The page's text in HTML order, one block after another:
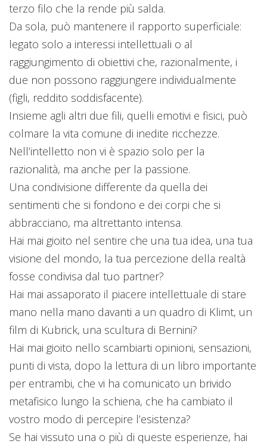
terzo filo che la rende più salda.
Da sola, può mantenere il rapporto superficiale:
legato solo a interessi intellettuali o al
raggiungimento di obiettivi che, razionalmente, i
due non possono raggiungere individualmente
(figli, reddito soddisfacente).
Insieme agli altri due fili, quelli emotivi e fisici, può
colmare la vita comune di inedite ricchezze.
Nell’intelletto non vi è spazio solo per la
razionalità, ma anche per la passione.
Una condivisione differente da quella dei
sentimenti che si fondono e dei corpi che si
abbracciano, ma altrettanto intensa.
Hai mai gioito nel sentire che una tua idea, una tua
visione del mondo, la tua percezione della realtà
fosse condivisa dal tuo partner?
Hai mai assaporato il piacere intellettuale di stare
mano nella mano davanti a un quadro di Klimt, un
film di Kubrick, una scultura di Bernini?
Hai mai gioito nello scambiarti opinioni, sensazioni,
punti di vista, dopo la lettura di un libro importante
per entrambi, che vi ha comunicato un brivido
metafisico lungo la schiena, che ha cambiato il
vostro modo di percepire l’esistenza?
Se hai vissuto una o più di queste esperienze, hai